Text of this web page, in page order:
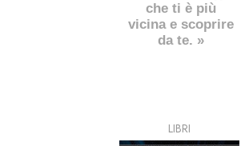
che ti è più
vicina e scoprire
da te. »
LIBRI